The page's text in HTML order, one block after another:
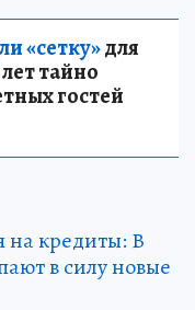
«сетку»для
тайно
гостей
кредиты: В
в силу новые